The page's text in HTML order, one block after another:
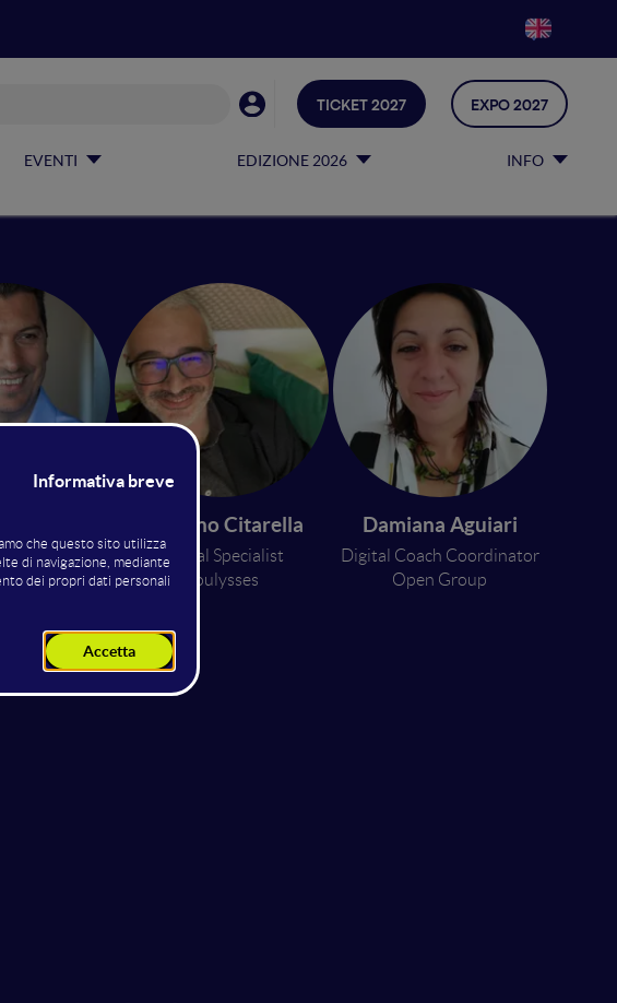
EVENTI EDIZIONE 2026 INFO
TICKET 2027 EXPO 2027
Emiliano Citarella
Digital Specialist
Youlysses
Damiana Aguiari
Digital Coach Coordinator
Open Group